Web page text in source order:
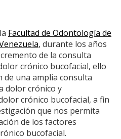
Facultad de Odontología de
, durante los años
de la consulta
crónico bucofacial, ello
de una amplia consulta
dolor crónico y
crónico bucofacial, a fin
que nos permita
de los factores
bucofacial.